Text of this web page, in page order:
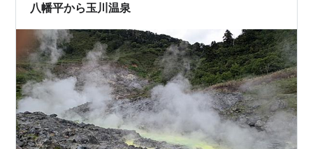
八幡平から玉川温泉